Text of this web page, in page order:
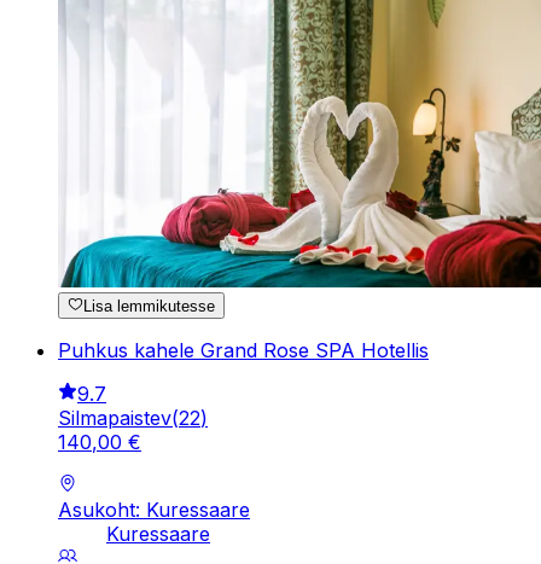
Lisa lemmikutesse
Puhkus kahele Grand Rose SPA Hotellis
9.7
Silmapaistev(22)
140,00 €
Asukoht: Kuressaare
Kuressaare